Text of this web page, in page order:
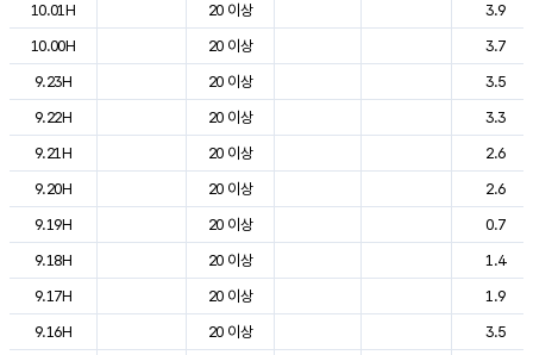
10.01H
20 이상
3.9
10.00H
20 이상
3.7
9.23H
20 이상
3.5
9.22H
20 이상
3.3
9.21H
20 이상
2.6
9.20H
20 이상
2.6
9.19H
20 이상
0.7
9.18H
20 이상
1.4
9.17H
20 이상
1.9
9.16H
20 이상
3.5